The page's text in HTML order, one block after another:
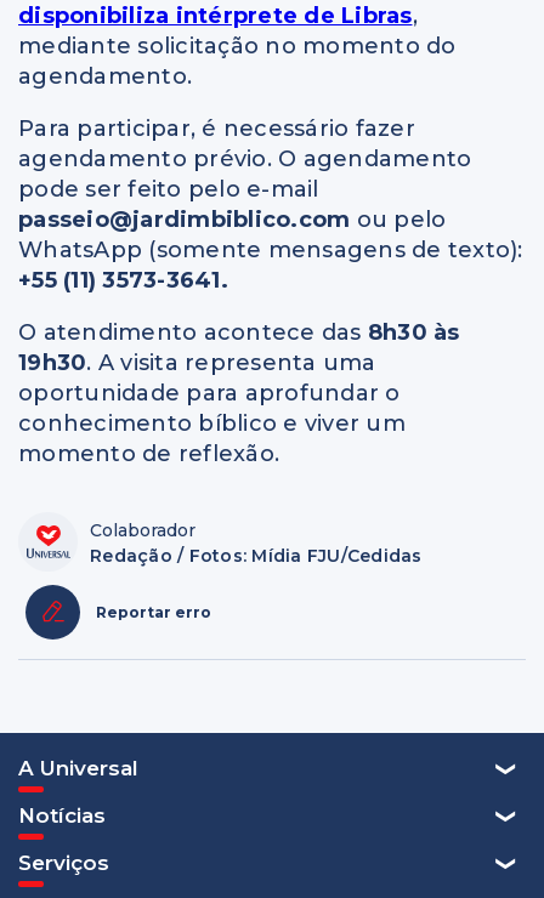
disponibiliza intérprete de Libras,
mediante solicitação no momento do
agendamento.
Para participar, é necessário fazer
agendamento prévio. O agendamento
pode ser feito pelo e-mail
passeio@jardimbiblico.com ou pelo
WhatsApp (somente mensagens de texto):
+55 (11) 3573-3641.
O atendimento acontece das 8h30 às
19h30. A visita representa uma
oportunidade para aprofundar o
conhecimento bíblico e viver um
momento de reflexão.
Colaborador
Redação / Fotos: Mídia FJU/Cedidas
Reportar erro
A Universal
Notícias
Serviços